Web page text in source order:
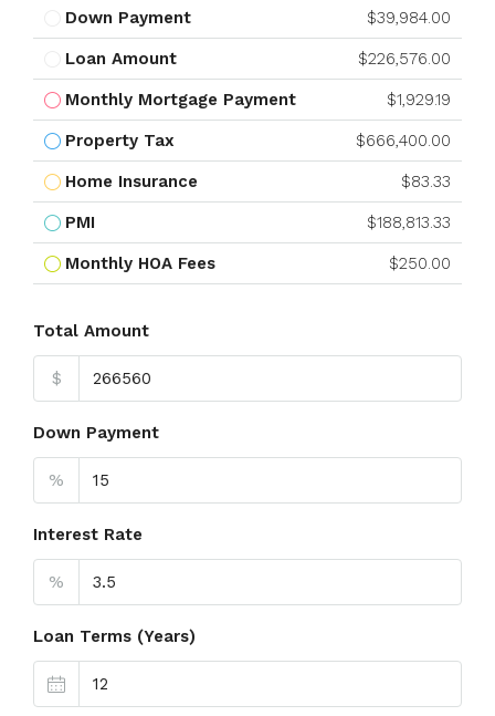
Down Payment $39,984.00
Loan Amount $226,576.00
Monthly Mortgage Payment $1,929.19
Property Tax $666,400.00
Home Insurance $83.33
PMI $188,813.33
Monthly HOA Fees $250.00
Total Amount
$
Down Payment
%
Interest Rate
%
Loan Terms (Years)